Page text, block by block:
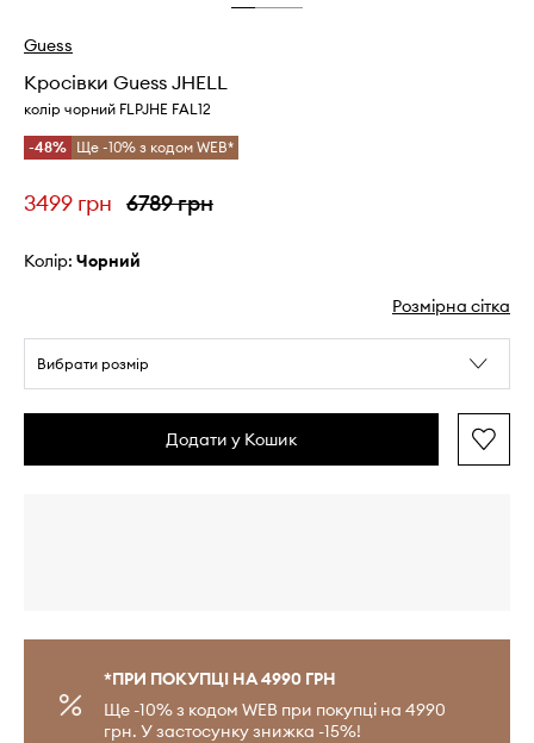
Guess
Кросівки Guess JHELL
колір чорний FLPJHE FAL12
-48% Ще -10% з кодом WEB*
3499 грн 6789 грн
Колір: чорний
Розмірна сітка
Вибрати розмір
Додати у Кошик
*ПРИ ПОКУПЦІ НА 4990 ГРН
Ще -10% з кодом WEB при покупці на 4990
грн. У застосунку знижка -15%!